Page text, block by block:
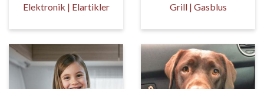
Elektronik | Elartikler Grill | Gasblus